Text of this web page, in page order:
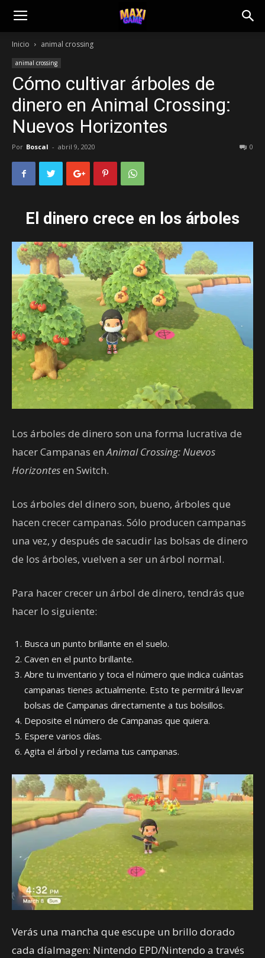
Inicio animal crossing
animal crossing
Cómo cultivar árboles de
dinero en Animal Crossing:
Nuevos Horizontes
Por Boscal - abril 9, 2020 0
El dinero crece en los árboles
Los árboles de dinero son una forma lucrativa de
hacer Campanas enAnimal Crossing: Nuevos
Horizontesen Switch.
Los árboles del dinero son, bueno, árboles que
hacen crecer campanas. Sólo producen campanas
una vez, y después de sacudir las bolsas de dinero
de los árboles, vuelven a ser un árbol normal.
Para hacer crecer un árbol de dinero, tendrás que
hacer lo siguiente:
Busca un punto brillante en el suelo.
Caven en el punto brillante.
Abre tu inventario y toca el número que indica cuántas
campanas tienes actualmente. Esto te permitirá llevar
bolsas de Campanas directamente a tus bolsillos.
Deposite el número de Campanas que quiera.
Espere varios días.
Agita el árbol y reclama tus campanas.
Verás una mancha que escupe un brillo dorado
cada díaImagen: Nintendo EPD/Nintendo a través